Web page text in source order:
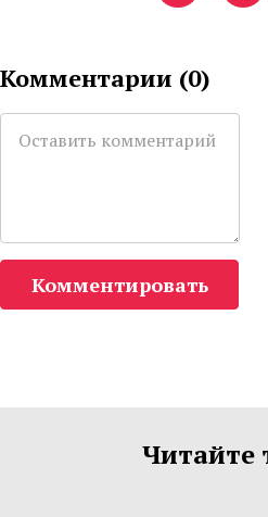
Комментарии (0)
Комментировать
Читайте